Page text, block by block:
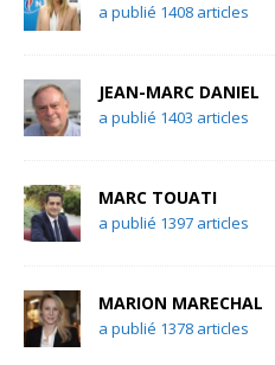
a publié 1408 articles
JEAN-MARC DANIEL
a publié 1403 articles
MARC TOUATI
a publié 1397 articles
MARION MARECHAL
a publié 1378 articles